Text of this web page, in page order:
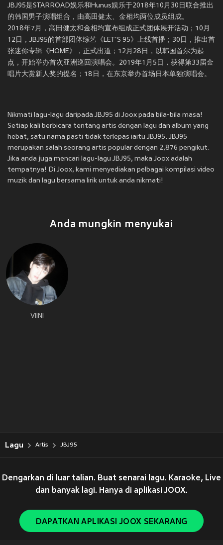
JBJ95是STARROAD娱乐和Hunus娱乐于2018年10月30日联合推出
的韩国男子演唱组合，由高田健太、金相均两位成员组成。
2018年7月，高田健太和金相均宣布组成正式团体展开活动；10月
12日，JBJ95的首部团体综艺《LET'S 95》上线首播；30日，推出首
张迷你专辑《HOME》，正式出道；12月28日，以韩国首尔为起
点，开始举办首次亚洲巡回演唱会。2019年1月5日，获得第33届金
唱片大赏新人奖的提名；18日，在东京举办首场日本单独演唱会。
Nikmati lagu-lagu daripada JBJ95 di Joox pada bila-bila masa!
Setiap kali berbicara tentang artis dengan lagu dan album yang
hebat, satu nama pasti tidak terlepas iaitu JBJ95. JBJ95
merupakan salah seorang artis popular dengan 2,876 pengikut.
Jika anda juga mencari lagu-lagu JBJ95, maka Joox adalah
tempatnya! Di Joox, kami menyediakan pelbagai kompilasi video
muzik dan lagu bersama lirik untuk anda nikmati!
Anda mungkin menyukai
VIINI
Lagu Artis JBJ95
Dengarkan di luar talian. Buat senarai lagu. Karaoke, Live
dan banyak lagi. Hanya di aplikasi JOOX.
DAPATKAN APLIKASI JOOX SEKARANG